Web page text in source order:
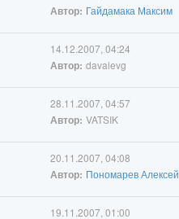
Автор: Гайдамака Максим
14.12.2007, 04:24
Автор: davalevg
28.11.2007, 04:57
Автор: VATSIK
20.11.2007, 04:08
Автор: Пономарев Алексей
19.11.2007, 01:00